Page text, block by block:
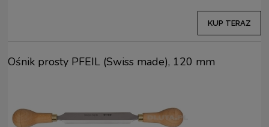
KUP TERAZ
Ośnik prosty PFEIL (Swiss made), 120 mm